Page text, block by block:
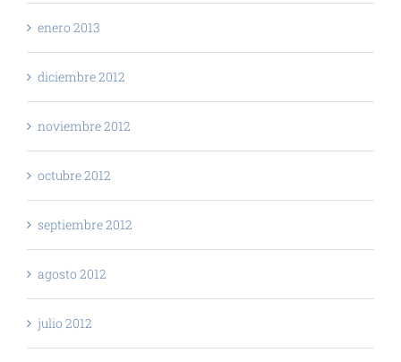
enero 2013
diciembre 2012
noviembre 2012
octubre 2012
septiembre 2012
agosto 2012
julio 2012